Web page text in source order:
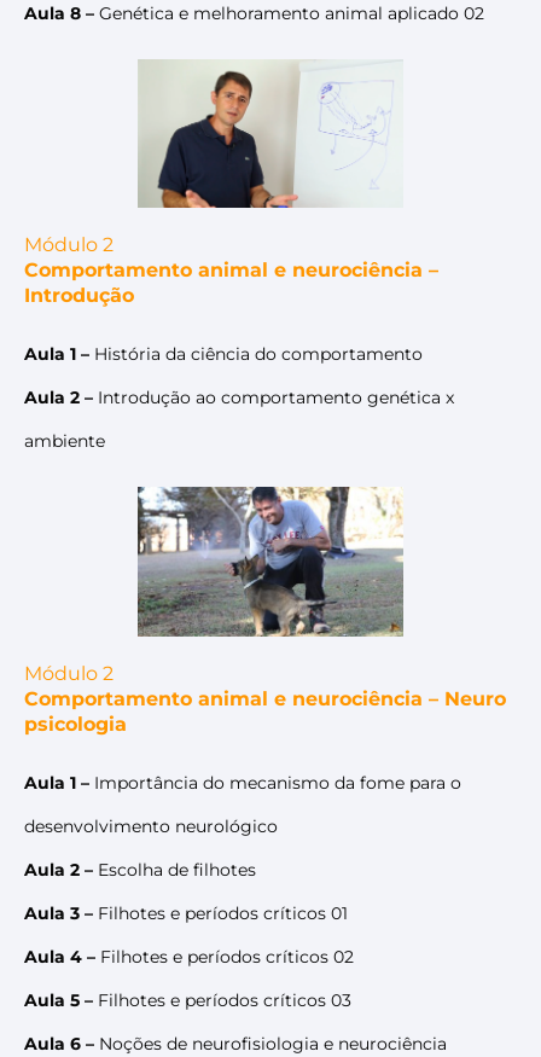
Aula 8 – Genética e melhoramento animal aplicado 02
Módulo 2
Comportamento animal e neurociência –
Introdução
Aula 1 – História da ciência do comportamento
Aula 2 – Introdução ao comportamento genética x
ambiente
Módulo 2
Comportamento animal e neurociência – Neuro
psicologia
Aula 1 – Importância do mecanismo da fome para o
desenvolvimento neurológico
Aula 2 – Escolha de filhotes
Aula 3 – Filhotes e períodos críticos 01
Aula 4 – Filhotes e períodos críticos 02
Aula 5 – Filhotes e períodos críticos 03
Aula 6 – Noções de neurofisiologia e neurociência